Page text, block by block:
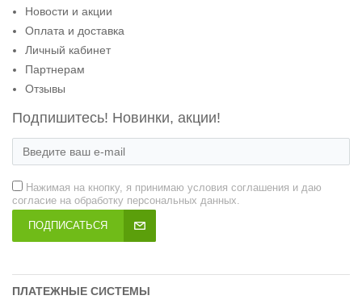
Новости и акции
Оплата и доставка
Личный кабинет
Партнерам
Отзывы
Подпишитесь! Новинки, акции!
Нажимая на кнопку, я принимаю условия соглашения и даю
согласие на обработку персональных данных.
ПОДПИСАТЬСЯ
ПЛАТЕЖНЫЕ СИСТЕМЫ